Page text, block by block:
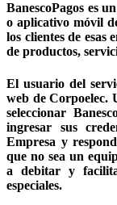
BanescoPagos es
o aplicativo móvil
los clientes de esas
de productos,
El usuario del
web de Corpoelec.
seleccionar
ingresar sus
Empresa y
que no sea un
a debitar y
especiales.